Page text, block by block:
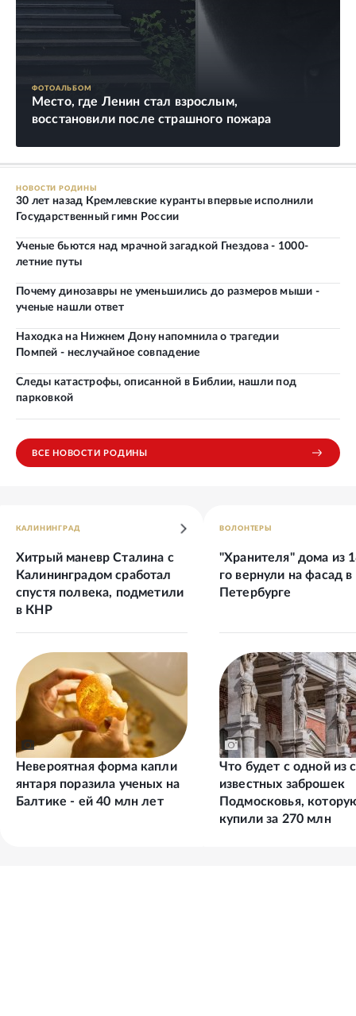
ФОТОАЛЬБОМ
Место, где Ленин стал взрослым,
восстановили после страшного пожара
НОВОСТИ РОДИНЫ
30 лет назад Кремлевские куранты впервые исполнили
Государственный гимн России
Ученые бьются над мрачной загадкой Гнездова - 1000-
летние путы
Почему динозавры не уменьшились до размеров мыши -
ученые нашли ответ
Находка на Нижнем Дону напомнила о трагедии
Помпей - неслучайное совпадение
Следы катастрофы, описанной в Библии, нашли под
парковкой
ВСЕ НОВОСТИ РОДИНЫ
КАЛИНИНГРАД
Хитрый маневр Сталина с
Калининградом сработал
спустя полвека, подметили
в КНР
Невероятная форма капли
янтаря поразила ученых на
Балтике - ей 40 млн лет
ВОЛОНТЕРЫ
"Хранителя" дома из
го вернули на фасад в
Петербурге
Что будет с одной из
известных заброшек
Подмосковья,
купили за 270 млн